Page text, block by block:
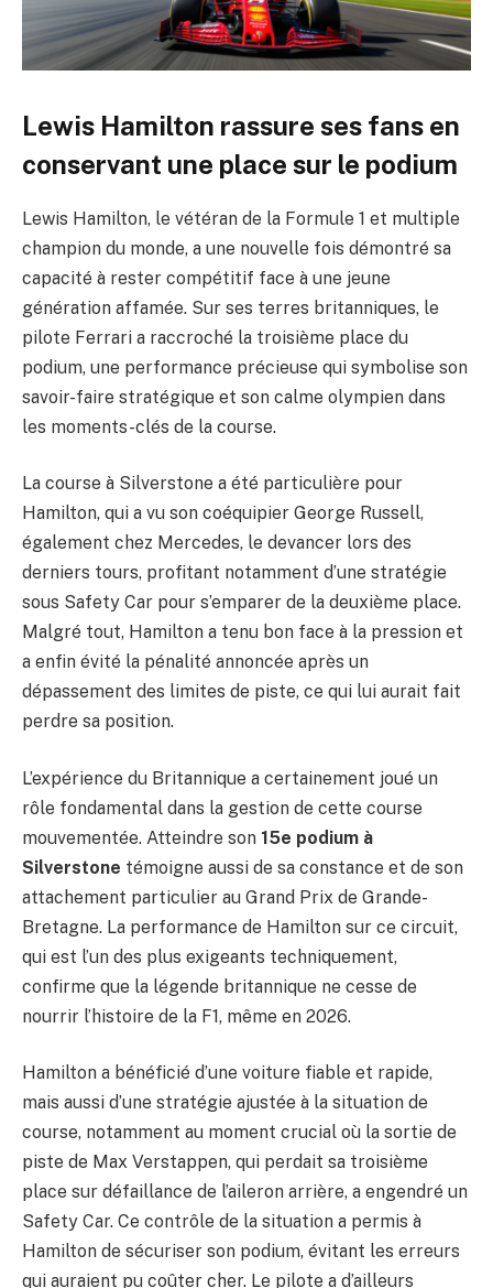
Lewis Hamilton rassure ses fans en
conservant une place sur le podium
Lewis Hamilton, le vétéran de la Formule 1 et multiple
champion du monde, a une nouvelle fois démontré sa
capacité à rester compétitif face à une jeune
génération affamée. Sur ses terres britanniques, le
pilote Ferrari a raccroché la troisième place du
podium, une performance précieuse qui symbolise son
savoir-faire stratégique et son calme olympien dans
les moments-clés de la course.
La course à Silverstone a été particulière pour
Hamilton, qui a vu son coéquipier George Russell,
également chez Mercedes, le devancer lors des
derniers tours, profitant notamment d’une stratégie
sous Safety Car pour s’emparer de la deuxième place.
Malgré tout, Hamilton a tenu bon face à la pression et
a enfin évité la pénalité annoncée après un
dépassement des limites de piste, ce qui lui aurait fait
perdre sa position.
L’expérience du Britannique a certainement joué un
rôle fondamental dans la gestion de cette course
mouvementée. Atteindre son 15e podium à
Silverstone témoigne aussi de sa constance et de son
attachement particulier au Grand Prix de Grande-
Bretagne. La performance de Hamilton sur ce circuit,
qui est l’un des plus exigeants techniquement,
confirme que la légende britannique ne cesse de
nourrir l’histoire de la F1, même en 2026.
Hamilton a bénéficié d’une voiture fiable et rapide,
mais aussi d’une stratégie ajustée à la situation de
course, notamment au moment crucial où la sortie de
piste de Max Verstappen, qui perdait sa troisième
place sur défaillance de l’aileron arrière, a engendré un
Safety Car. Ce contrôle de la situation a permis à
Hamilton de sécuriser son podium, évitant les erreurs
qui auraient pu coûter cher. Le pilote a d’ailleurs